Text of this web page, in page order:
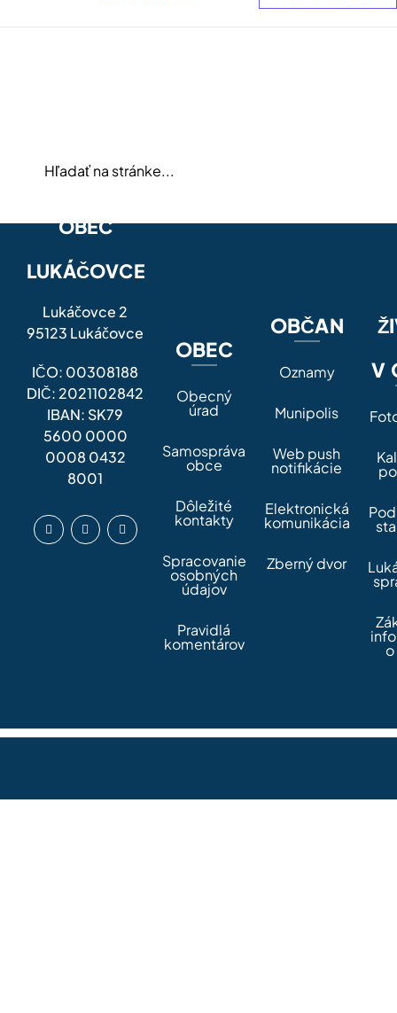
OBEC
LUKÁČOVCE
Lukáčovce 2
95123 Lukáčovce
IČO: 00308188
DIČ: 2021102842
IBAN: SK79
5600 0000
0008 0432
8001
OBEC
Obecný
úrad
Samospráva
obce
Dôležité
kontakty
Spracovanie
osobných
údajov
Pravidlá
komentárov
OBČAN
Oznamy
Munipolis
Web push
notifikácie
Elektronická
komunikácia
Zberný dvor
V